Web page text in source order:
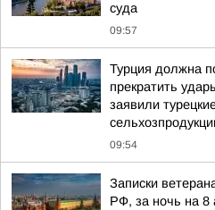
суда
09:57
Турция должна
прекратить
заявили
09:54
Записки
РФ, за ночь на 8